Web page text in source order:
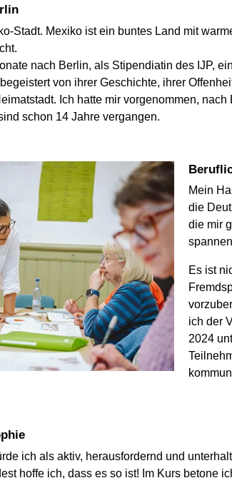
Stadt. Mexiko ist ein buntes Land mit
nach Berlin, als Stipendiatin des IJP,
von ihrer Geschichte, ihrer
Ich hatte mir vorgenommen,
schon 14 Jahre vergangen.
Mein
die
die mir
Es ist
ich der
2024
ich als aktiv, herausfordernd und
hoffe ich, dass es so ist! Im Kurs betone